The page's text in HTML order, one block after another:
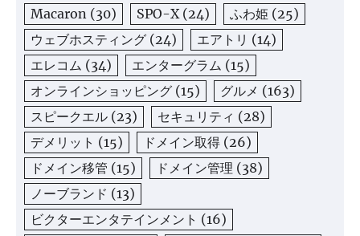
Macaron (30) SPO-X(24) ふわ姫 (25)
ウェブホスティング (24) エアトリ (14)
エレコム (34) エンターグラム (15)
オンラインショッピング (15) グルメ (163)
スピークエル (23) セキュリティ (28)
デメリット (15) ドメイン取得 (26)
ドメイン移管 (15) ドメイン管理 (38)
ノーブランド (13)
ビクターエンタテインメント (16)